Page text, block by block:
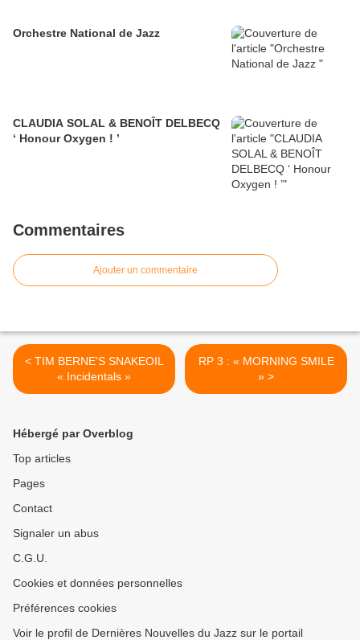
Orchestre National de Jazz
CLAUDIA SOLAL & BENOÎT DELBECQ
‘ Honour Oxygen ! ’
Commentaires
Ajouter un commentaire
< TIM BERNE'S SNAKEOIL
« Incidentals »
RP 3 : « MORNING SMILE
» >
Hébergé par Overblog
Top articles
Pages
Contact
Signaler un abus
C.G.U.
Cookies et données personnelles
Préférences cookies
Voir le profil de Dernières Nouvelles du Jazz sur le portail